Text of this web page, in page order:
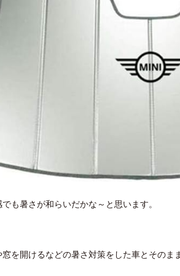
も暑さが和らいだかな～と思います。
を開けるなどの暑さ対策をした車とそのま